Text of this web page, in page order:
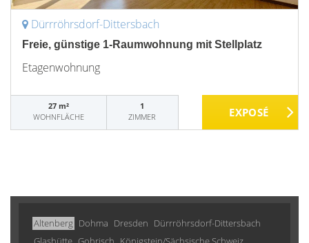
Dürrröhrsdorf-Dittersbach
Freie, günstige 1-Raumwohnung mit Stellplatz
Etagenwohnung
27 m²
WOHNFLÄCHE
1
ZIMMER
Altenberg Dohma Dresden Dürrröhrsdorf-Dittersbach